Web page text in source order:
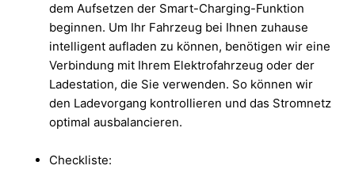
dem Aufsetzen der Smart-Charging-Funktion
beginnen. Um Ihr Fahrzeug bei Ihnen zuhause
intelligent aufladen zu können, benötigen wir eine
Verbindung mit Ihrem Elektrofahrzeug oder der
Ladestation, die Sie verwenden. So können wir
den Ladevorgang kontrollieren und das Stromnetz
optimal ausbalancieren.
Checkliste: